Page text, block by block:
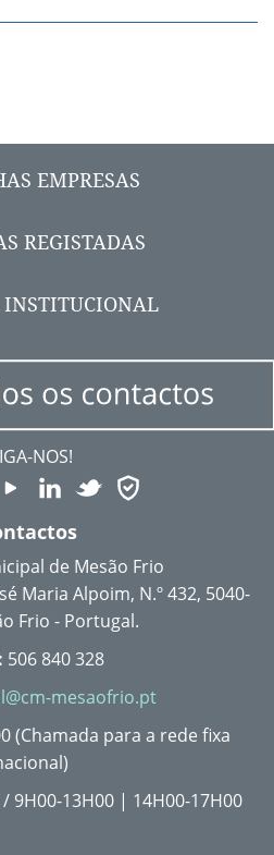
EMPRESAS
REGISTADAS
NOS!
de Mesão Frio
Maria Alpoim, N.º 432, 5040-
Frio - Portugal.
506 840 328
mesaofrio.pt
(Chamada para a rede fixa
/ 9H00-13H00 | 14H00-17H00